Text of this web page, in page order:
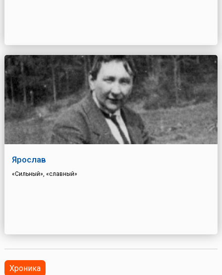
Ярослав
«Сильный», «славный»
Хроника